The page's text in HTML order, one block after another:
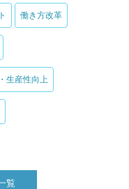
働き方改革
生産性向上
覧